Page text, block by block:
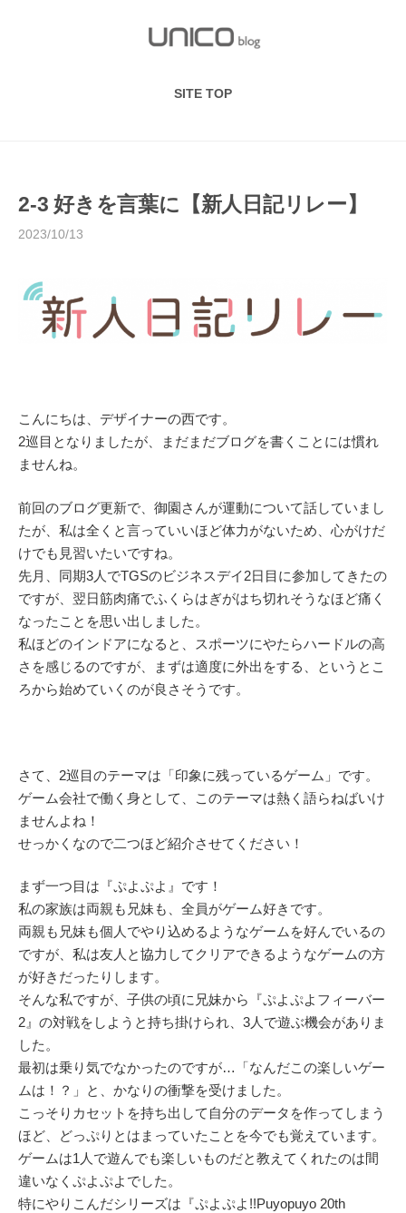
SITE TOP
2-3 好きを言葉に【新人日記リレー】
2023/10/13
こんにちは、デザイナーの西です。
2巡目となりましたが、まだまだブログを書くことには慣れ
ませんね。
前回のブログ更新で、御園さんが運動について話していまし
たが、私は全くと言っていいほど体力がないため、心がけだ
けでも見習いたいですね。
先月、同期3人でTGSのビジネスデイ2日目に参加してきたの
ですが、翌日筋肉痛でふくらはぎがはち切れそうなほど痛く
なったことを思い出しました。
私ほどのインドアになると、スポーツにやたらハードルの高
さを感じるのですが、まずは適度に外出をする、というとこ
ろから始めていくのが良さそうです。
さて、2巡目のテーマは「印象に残っているゲーム」です。
ゲーム会社で働く身として、このテーマは熱く語らねばいけ
ませんよね！
せっかくなので二つほど紹介させてください！
まず一つ目は『ぷよぷよ』です！
私の家族は両親も兄妹も、全員がゲーム好きです。
両親も兄妹も個人でやり込めるようなゲームを好んでいるの
ですが、私は友人と協力してクリアできるようなゲームの方
が好きだったりします。
そんな私ですが、子供の頃に兄妹から『ぷよぷよフィーバー
2』の対戦をしようと持ち掛けられ、3人で遊ぶ機会がありま
した。
最初は乗り気でなかったのですが…「なんだこの楽しいゲー
ムは！？」と、かなりの衝撃を受けました。
こっそりカセットを持ち出して自分のデータを作ってしまう
ほど、どっぷりとはまっていたことを今でも覚えています。
ゲームは1人で遊んでも楽しいものだと教えてくれたのは間
違いなくぷよぷよでした。
特にやりこんだシリーズは『ぷよぷよ!!Puyopuyo 20th